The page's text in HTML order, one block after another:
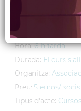
Casal de la
Adreça:
Riera del
Hora: 6 h tarda
Durada: El curs
Organitza:
Preu: 5 euros/
Tipus d'acte: